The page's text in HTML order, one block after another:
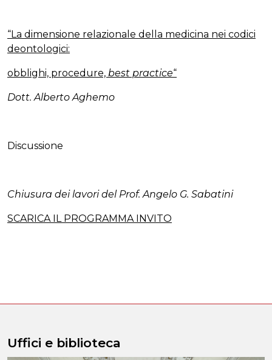
“La dimensione relazionale della medicina nei codici
deontologici:
obblighi, procedure, best practice“
Dott. Alberto Aghemo
Discussione
Chiusura dei lavori del Prof. Angelo G. Sabatini
SCARICA IL PROGRAMMA INVITO
Uffici e biblioteca